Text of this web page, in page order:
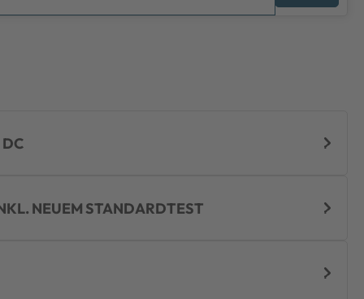
NEUEM STANDARDTEST